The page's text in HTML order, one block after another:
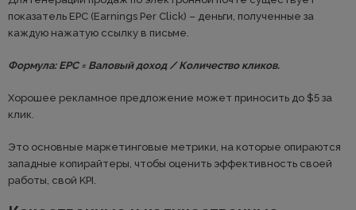
показатель EPC (Earnings Per Click) – деньги, полученные за
каждую нажатую ссылку в письме.
Формула: EPC = Валовый доход / Количество кликов.
Хорошее рекламное предложение может приносить до $5 за
клик.
Это основные маркетинговые метрики, на которые опираются
западные копирайтеры, чтобы оценить эффективность своей
работы, свой KPI.